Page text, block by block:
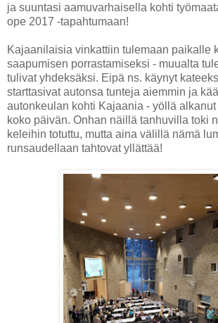
ja suuntasi aamuvarhaisella kohti
ope 2017 -tapahtumaan!
Kajaanilaisia vinkattiin tulemaan paikalle
saapumisen porrastamiseksi - muualta
tulivat yhdeksäksi. Eipä ns. käynyt
starttasivat autonsa tunteja aiemmin ja
autonkeulan kohti Kajaania - yöllä
koko päivän. Onhan näillä tanhuvilla toki
keleihin totuttu, mutta aina välillä nämä
runsaudellaan tahtovat yllättää!